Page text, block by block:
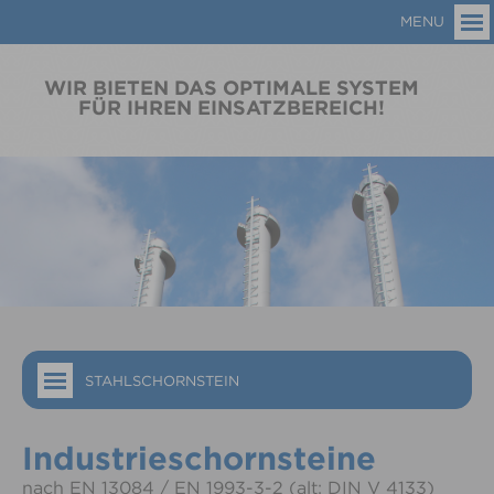
MENU
WIR BIETEN DAS OPTIMALE SYSTEM
FÜR IHREN EINSATZBEREICH!
STAHLSCHORNSTEIN
Industrieschornsteine
nach EN 13084 / EN 1993-3-2 (alt: DIN V 4133)